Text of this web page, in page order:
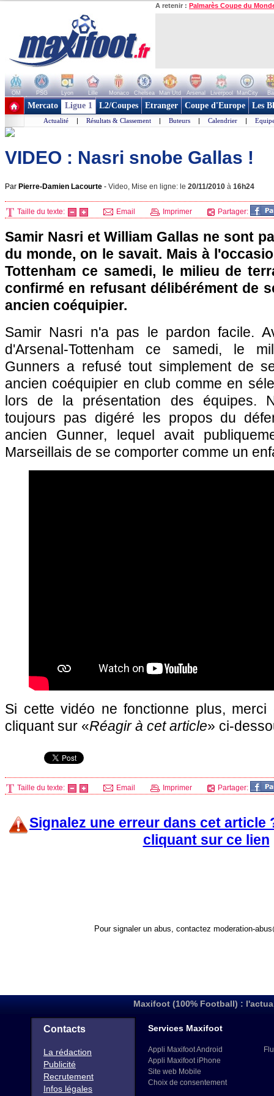
A retenir : Palmarès Coupe du
OM PSG Lyon Lille Monaco Chelsea Man Utd Arsenal Liverpool ManCity
+ de clubs
Mercato Ligue 1 L2/Coupes Etranger Coupe d'Europe Les
Actualité | Résultats & Classement | Buteurs | Calendrier |
VIDEO : Nasri snobe Gallas !
Par Pierre-Damien Lacourte - Video, Mise en ligne: le 20/11/2010 à 16h24
Taille du texte: Email Imprimer Partager:
Samir Nasri et William Gallas ne sont
du monde, on le savait. Mais à
Tottenham ce samedi, le milieu de
confirmé en refusant délibérément de
ancien coéquipier.
Samir Nasri n'a pas le pardon facile.
d'Arsenal-Tottenham ce samedi, le
Gunners a refusé tout simplement de
ancien coéquipier en club comme en
lors de la présentation des équipes.
toujours pas digéré les propos du
ancien Gunner, lequel avait
Marseillais de se comporter comme un
Si cette vidéo ne fonctionne plus,
cliquant sur «Réagir à cet article» ci-
Taille du texte: Email Imprimer Partager:
Signalez une erreur dans cet article
cliquant sur ce lien
Pour signaler un abus, contactez moderation-
Maxifoot (100% Football) :
Contacts
La rédaction
Publicité
Recrutement
Infos légales
Services Maxifoot
Appli Maxifoot Android
Appli Maxifoot iPhone
Site web Mobile
Choix de consentement